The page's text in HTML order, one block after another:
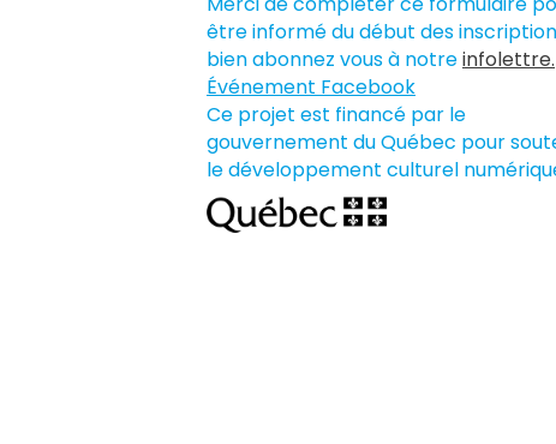
être informé du début des
bien abonnez vous à notreinfolettre.
Événement Facebook
Ce projet est financé par le
gouvernement du Québec pour
le développement culturel